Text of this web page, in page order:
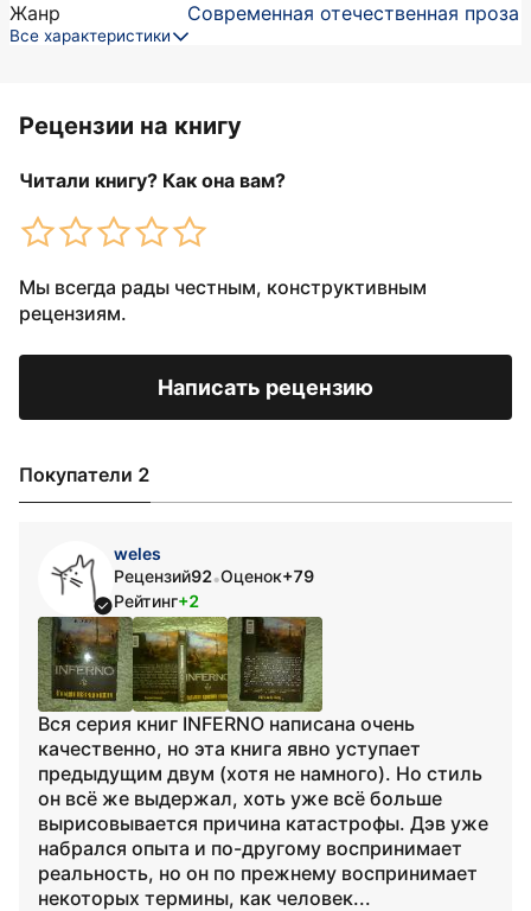
Жанр
Современная отечественная проза
Все характеристики
Рецензии на книгу
Читали книгу? Как она вам?
Мы всегда рады честным, конструктивным
рецензиям.
Написать рецензию
Покупатели 2
weles
Рецензий92•Оценок+79
Рейтинг+2
Вся серия книг INFERNO написана очень
качественно, но эта книга явно уступает
предыдущим двум (хотя не намного). Но стиль
он всё же выдержал, хоть уже всё больше
вырисовывается причина катастрофы. Дэв уже
набрался опыта и по-другому воспринимает
реальность, но он по прежнему воспринимает
некоторых термины, как человек...